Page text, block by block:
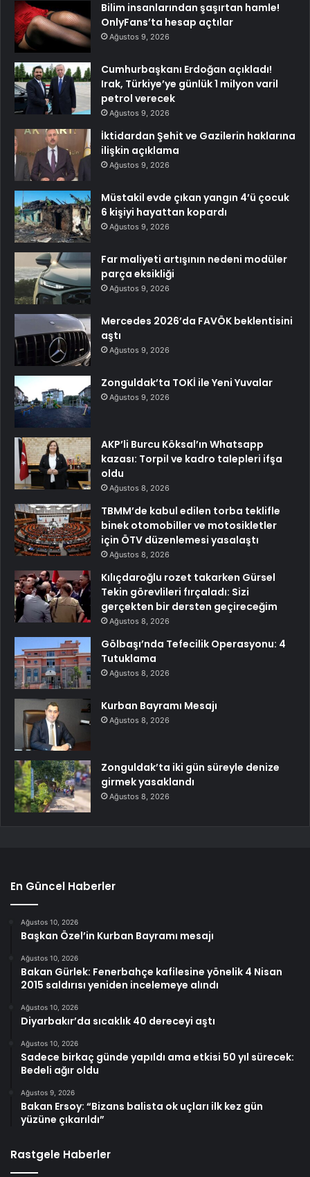
Bilim insanlarından şaşırtan hamle!
OnlyFans’ta hesap açtılar
Ağustos 9, 2026
Cumhurbaşkanı Erdoğan açıkladı!
Irak, Türkiye’ye günlük 1 milyon varil
petrol verecek
Ağustos 9, 2026
İktidardan Şehit ve Gazilerin haklarına
ilişkin açıklama
Ağustos 9, 2026
Müstakil evde çıkan yangın 4’ü çocuk
6 kişiyi hayattan kopardı
Ağustos 9, 2026
Far maliyeti artışının nedeni modüler
parça eksikliği
Ağustos 9, 2026
Mercedes 2026’da FAVÖK beklentisini
aştı
Ağustos 9, 2026
Zonguldak’ta TOKİ ile Yeni Yuvalar
Ağustos 9, 2026
AKP’li Burcu Köksal’ın Whatsapp
kazası: Torpil ve kadro talepleri ifşa
oldu
Ağustos 8, 2026
TBMM’de kabul edilen torba teklifle
binek otomobiller ve motosikletler
için ÖTV düzenlemesi yasalaştı
Ağustos 8, 2026
Kılıçdaroğlu rozet takarken Gürsel
Tekin görevlileri fırçaladı: Sizi
gerçekten bir dersten geçireceğim
Ağustos 8, 2026
Gölbaşı’nda Tefecilik Operasyonu: 4
Tutuklama
Ağustos 8, 2026
Kurban Bayramı Mesajı
Ağustos 8, 2026
Zonguldak’ta iki gün süreyle denize
girmek yasaklandı
Ağustos 8, 2026
En Güncel Haberler
Ağustos 10, 2026
Başkan Özel’in Kurban Bayramı mesajı
Ağustos 10, 2026
Bakan Gürlek: Fenerbahçe kafilesine yönelik 4 Nisan
2015 saldırısı yeniden incelemeye alındı
Ağustos 10, 2026
Diyarbakır’da sıcaklık 40 dereceyi aştı
Ağustos 10, 2026
Sadece birkaç günde yapıldı ama etkisi 50 yıl sürecek:
Bedeli ağır oldu
Ağustos 9, 2026
Bakan Ersoy: “Bizans balista ok uçları ilk kez gün
yüzüne çıkarıldı”
Rastgele Haberler